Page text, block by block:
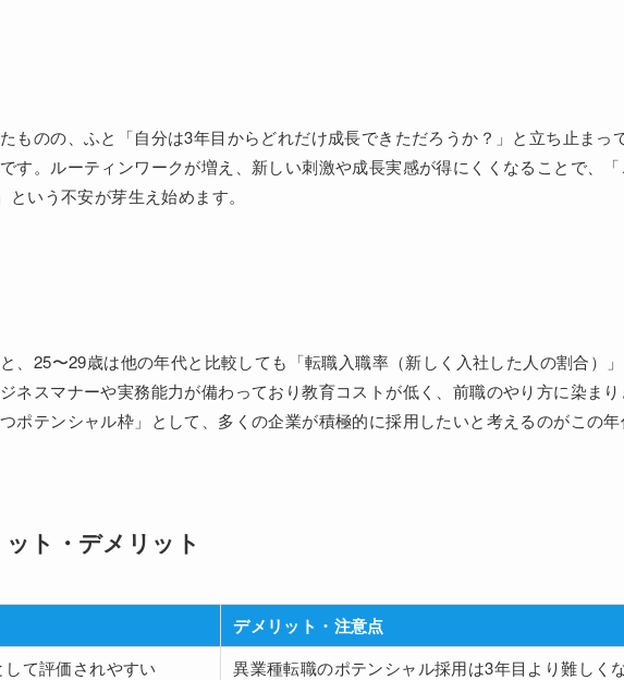
ものの、ふと「自分は3年目からどれだけ成長できただろうか？」と立ち止まっ
。ルーティンワークが増え、新しい刺激や成長実感が得にくくなることで、「
いう不安が芽生え始めます。
、25〜29歳は他の年代と比較しても「転職入職率（新しく入社した人の割合）
ネスマナーや実務能力が備わっており教育コストが低く、前職のやり方に染ま
テンシャル枠」として、多くの企業が積極的に採用したいと考えるのがこの年
ト・デメリット
デメリット・注意点
て評価されやすい
異業種転職のポテンシャル採用は3年目より難しく